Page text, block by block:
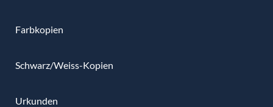
Farbkopien
Schwarz/Weiss-Kopien
Urkunden